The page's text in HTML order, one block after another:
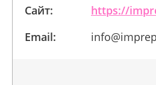
Сайт:
https://
Email: